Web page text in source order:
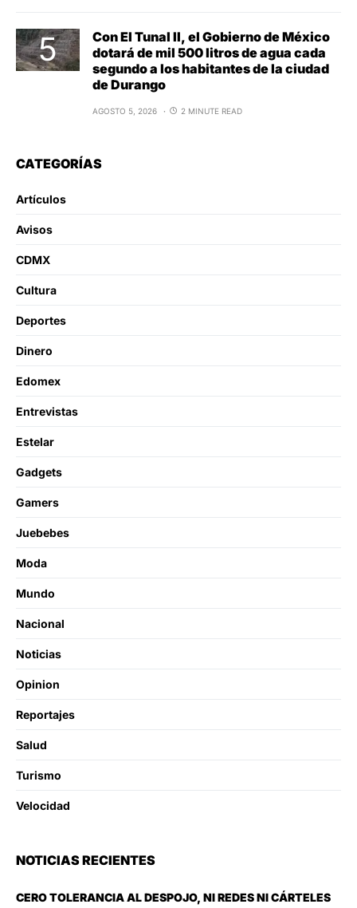
Con El Tunal II, el Gobierno de México
dotará de mil 500 litros de agua cada
segundo a los habitantes de la ciudad
de Durango
AGOSTO 5, 2026 2 MINUTE READ
CATEGORÍAS
Artículos
Avisos
CDMX
Cultura
Deportes
Dinero
Edomex
Entrevistas
Estelar
Gadgets
Gamers
Juebebes
Moda
Mundo
Nacional
Noticias
Opinion
Reportajes
Salud
Turismo
Velocidad
NOTICIAS RECIENTES
CERO TOLERANCIA AL DESPOJO, NI REDES NI CÁRTELES